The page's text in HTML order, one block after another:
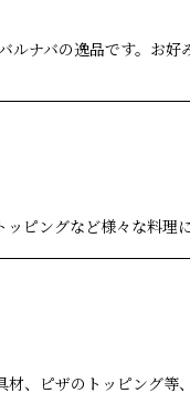
ナバの逸品です。お好
ピングなど様々な料理
、ピザのトッピング等